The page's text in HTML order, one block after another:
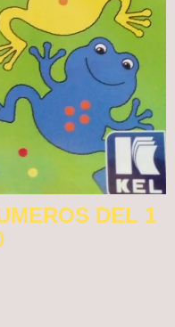
DEL 1